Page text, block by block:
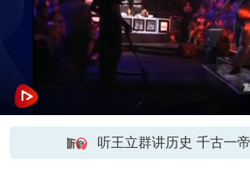
听王立群讲历史 千古一